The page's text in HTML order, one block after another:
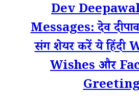
Dev
Messages: देव
संग शेयर करें ये हिंदी
Wishes और